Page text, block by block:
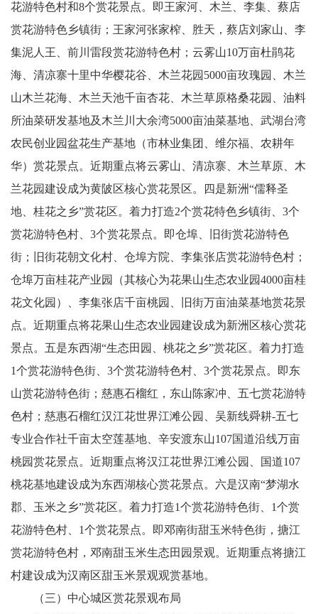
花游特色村和8个赏花景点。即王家河、木兰、李集、蔡店
赏花游特色乡镇街；王家河张家榨、胜天，蔡店刘家山、李
集泥人王、前川雷段赏花游特色村；云雾山10万亩杜鹃花
海、清凉寨十里中华樱花谷、木兰花园5000亩玫瑰园、木兰
山木兰花海、木兰天池千亩杏花、木兰草原格桑花园、油料
所油菜研发基地及木兰川大余湾5000亩油菜基地、武湖台湾
农民创业园盆花生产基地（市林业集团、维尔福、农耕年
华）赏花景点。近期重点将云雾山、清凉寨、木兰草原、木
兰花园建设成为黄陂区核心赏花景区。四是新洲“儒释圣
地、桂花之乡”赏花区。着力打造2个赏花特色乡镇街、3个
赏花游特色村、3个赏花景点。即仓埠、旧街赏花游特色
街；旧街花朝文化村、仓埠方院、李集张店赏花游特色村；
仓埠万亩桂花产业园（其核心为花果山生态农业园4000亩桂
花文化园）、李集张店千亩桃园、旧街万亩油菜基地赏花景
点。近期重点将花果山生态农业园建设成为新洲区核心赏花
景点。五是东西湖“生态田园、桃花之乡”赏花区。着力打造
1个赏花游特色街、3个赏花游特色村、3个赏花景点。即东
山赏花游特色街；慈惠石榴红，东山陈家冲、五七赏花游特
色村；慈惠石榴红汉江花世界江滩公园、吴新线舜耕-五七
专业合作社千亩太空莲基地、辛安渡东山107国道沿线万亩
桃园赏花景点。近期重点将汉江花世界江滩公园、国道107
桃花基地建设成为东西湖核心赏花景点。六是汉南“梦湖水
郡、玉米之乡”赏花区。着力打造1个赏花游特色街、1个赏
花游特色村、1个赏花景点。即邓南街甜玉米特色街，搪江
赏花游特色村，邓南甜玉米生态田园景观。近期重点将搪江
村建设成为汉南区甜玉米景观观赏基地。
（三）中心城区赏花景观布局